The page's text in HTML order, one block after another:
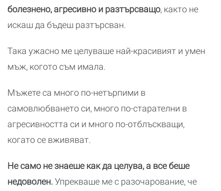
болезнено, агресивно и разтърсващо, както не
искаш да бъдеш разтърсван.
Така ужасно ме целуваше най-красивият и умен
мъж, когото съм имала.
Мъжете са много по-нетърпими в
самовлюбването си, много по-старателни в
агресивността си и много по-отблъскващи,
когато се вживяват.
Не само не знаеше как да целува, а все беше
недоволен.Упрекваше ме с разочарование, че